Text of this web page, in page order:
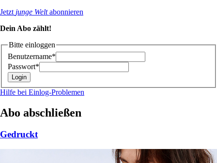
Jetzt junge Weltabonnieren
Dein Abo zählt!
Bitte einloggen
Benutzername*
Passwort*
Hilfe bei Einlog-Problemen
Abo abschließen
Gedruckt